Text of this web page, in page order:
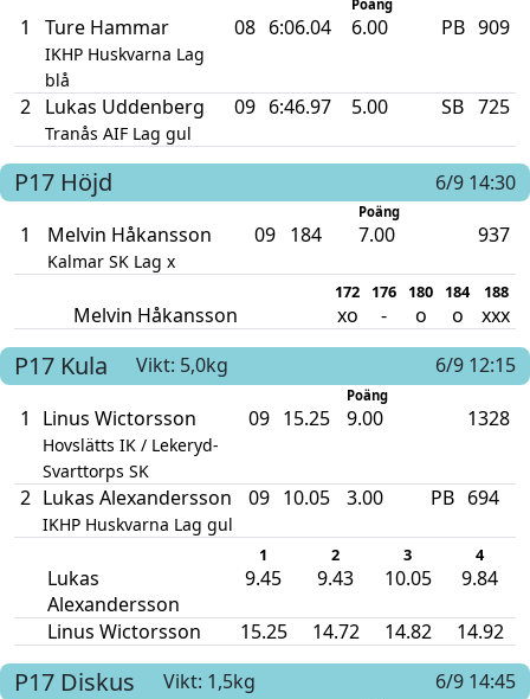
Poäng
1 Ture Hammar
IKHP Huskvarna Lag
blå
08 6:06.04 6.00 PB 909
2 Lukas Uddenberg
Tranås AIF Lag gul
09 6:46.97 5.00 SB 725
P17 Höjd 6/9 14:30
Poäng
1 Melvin Håkansson
Kalmar SK Lag x
09 184 7.00 937
172 176 180 184 188
Melvin Håkansson xo - o o xxx
P17 Kula Vikt: 5,0kg 6/9 12:15
Poäng
1 Linus Wictorsson
Hovslätts IK / Lekeryd-
Svarttorps SK
09 15.25 9.00 1328
2 Lukas Alexandersson
IKHP Huskvarna Lag gul
09 10.05 3.00 PB 694
1 2 3 4
Lukas
Alexandersson
9.45 9.43 10.05 9.84
Linus Wictorsson 15.25 14.72 14.82 14.92
P17 Diskus Vikt: 1,5kg 6/9 14:45